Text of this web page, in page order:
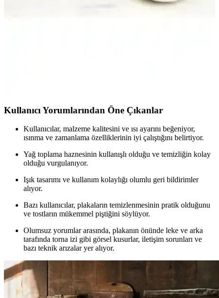
özellikleri, kullanıcı yorumları ve performansları detaylı
Kullanıcı Yorumlarından Öne Çıkanlar
Kullanıcılar, malzeme kalitesini ve ısı ayarını beğeniyor,
ısınma ve zamanlama özelliklerinin iyi çalıştığını belirtiyor.
Yağ toplama haznesinin kullanışlı olduğu ve temizliğin kolay
olduğu vurgulanıyor.
Işık tasarımı ve kullanım kolaylığı olumlu geri bildirimler
alıyor.
Bazı kullanıcılar, plakaların temizlenmesinin pratik olduğunu
ve tostların mükemmel piştiğini söylüyor.
Olumsuz yorumlar arasında, plakanın önünde leke ve arka
tarafında torna izi gibi görsel kusurlar, iletişim sorunları ve
bazı teknik arızalar yer alıyor.